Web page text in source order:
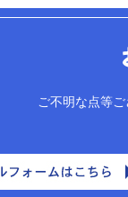
ご不明な点等